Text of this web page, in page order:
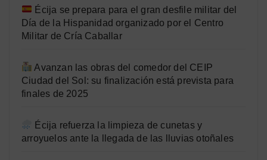
Écija se prepara para el gran desfile militar del
Día de la Hispanidad organizado por el Centro
Militar de Cría Caballar
Avanzan las obras del comedor del CEIP
Ciudad del Sol: su finalización está prevista para
finales de 2025
Écija refuerza la limpieza de cunetas y
arroyuelos ante la llegada de las lluvias otoñales